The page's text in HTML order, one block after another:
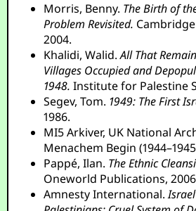
Morris, Benny. The Birth of
Problem Revisited.
2004.
Khalidi, Walid.All That
Villages Occupied and
1948. Institute for Palestine
Segev, Tom. 1949: The First
1986.
MI5 Arkiver, UK National
Menachem Begin
Pappé, Ilan. The Ethnic
Oneworld Publications,
Amnesty International.